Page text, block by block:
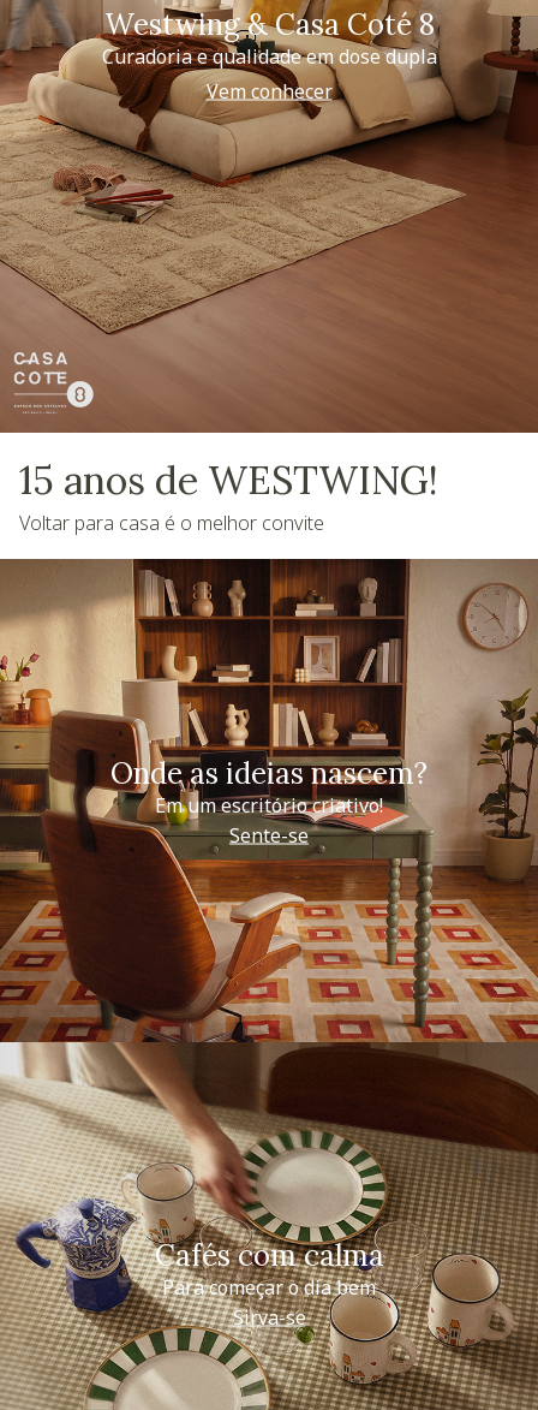
Westwing & Casa Coté 8
Curadoria e qualidade em dose dupla
Vem conhecer
15 anos de WESTWING!
Voltar para casa é o melhor convite
Onde as ideias nascem?
Em um escritório criativo!
Sente-se
Cafés com calma
Para começar o dia bem
Sirva-se